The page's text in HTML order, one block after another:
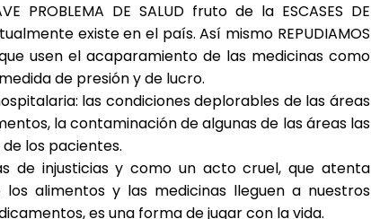
DE SALUD fruto de la ESCASES DE
existe en el país. Así mismo REPUDIAMOS
usen el acaparamiento de las medicinas como
de presión y de lucro.
las condiciones deplorables de las áreas
la contaminación de algunas de las áreas las
los pacientes.
de injusticias y como un acto cruel, que atenta
alimentos y las medicinas lleguen a nuestros
es una forma de jugar con la vida.